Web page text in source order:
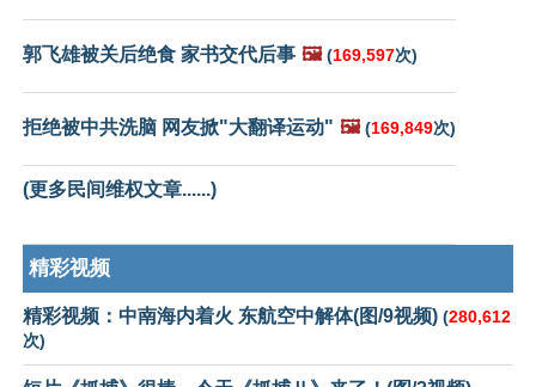
郭飞雄被关后绝食 家书交代后事 🖼️ (169,597次)
拒绝被中共洗脑 网友掀"大翻译运动" 🖼️ (169,849次)
(更多民间维权文章......)
精彩视频
精彩视频：中南海内着火 东航空中解体(图/9视频) (280,612
次)